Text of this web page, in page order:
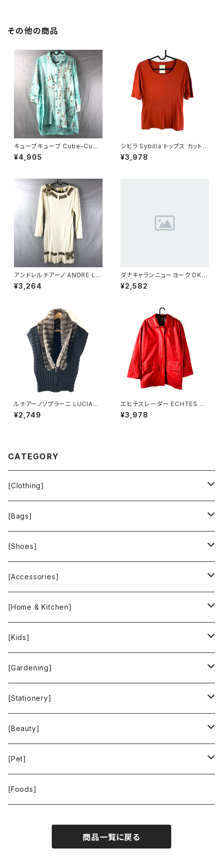
その他の商品
キューブキューブ Cube-Cube
シャツ チュニック 七分袖 綿10
0％ 水玉柄 青緑系 40サイズ 9
¥4,905
シビラ Sybilla トップス カットソ
ー 半袖 赤茶 40サイズ 90058
0
¥3,978
アンドレルチアーノ ANDRE LU
CIANO ワンピース ニット 長袖
リボンベルト ボーダー 肩パッド
¥3,264
ダナキャランニューヨーク DKN
Y ジップ カーディガン ブラック
4サイズ 850234
¥2,582
ルチアーノソプラーニ LUCIAN
O SOPRANI ニット ベスト フロ
ントジップ ファー襟付き ブラッ
¥2,749
エヒテスレーダー ECHTES LE
DER ジャケット ヴィンテージ 内
側チェック柄 赤 36サイズ 900
¥3,978
CATEGORY
[Clothing]
Krochet Kids International
[Bags]
BAGGU
FOOD TEXTILE
INCASE
People Tree
[Shoes]
TOMS
[Accessories]
ALEX AND ANI
Feliz
Green Time
SKY LIMIT
KUSKA
[Home & Kitchen]
Bee Eco Wraps
CLOUDY
Francis+Dale
KAFFEEFORM
La Bontazza
THE TOKYO CORK
24BOTTLES
[Kids]
Mastro Geppetto
[Gardening]
gardens
If You Care
Root Pouch
URBAN GREEN MAKERS
[Stationery]
MOTHER FOREST
[Beauty]
STOP THE WATER WHILE USING ME!
[Pet]
WOLFGANG MAN ＆ BEAST
[Foods]
商品一覧に戻る